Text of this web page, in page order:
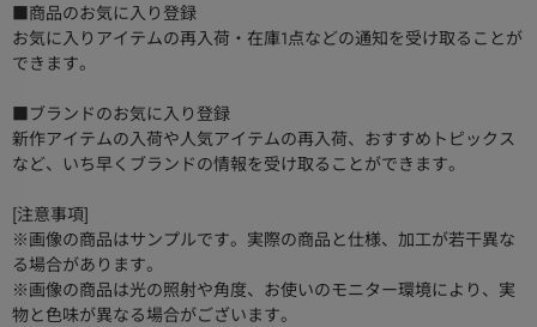
■商品のお気に入り登録
お気に入りアイテムの再入荷・在庫1点などの通知を受け取ることが
できます。
■ブランドのお気に入り登録
新作アイテムの入荷や人気アイテムの再入荷、おすすめトピックス
など、いち早くブランドの情報を受け取ることができます。
[注意事項]
※画像の商品はサンプルです。実際の商品と仕様、加工が若干異な
る場合があります。
※画像の商品は光の照射や角度、お使いのモニター環境により、実
物と色味が異なる場合がございます。